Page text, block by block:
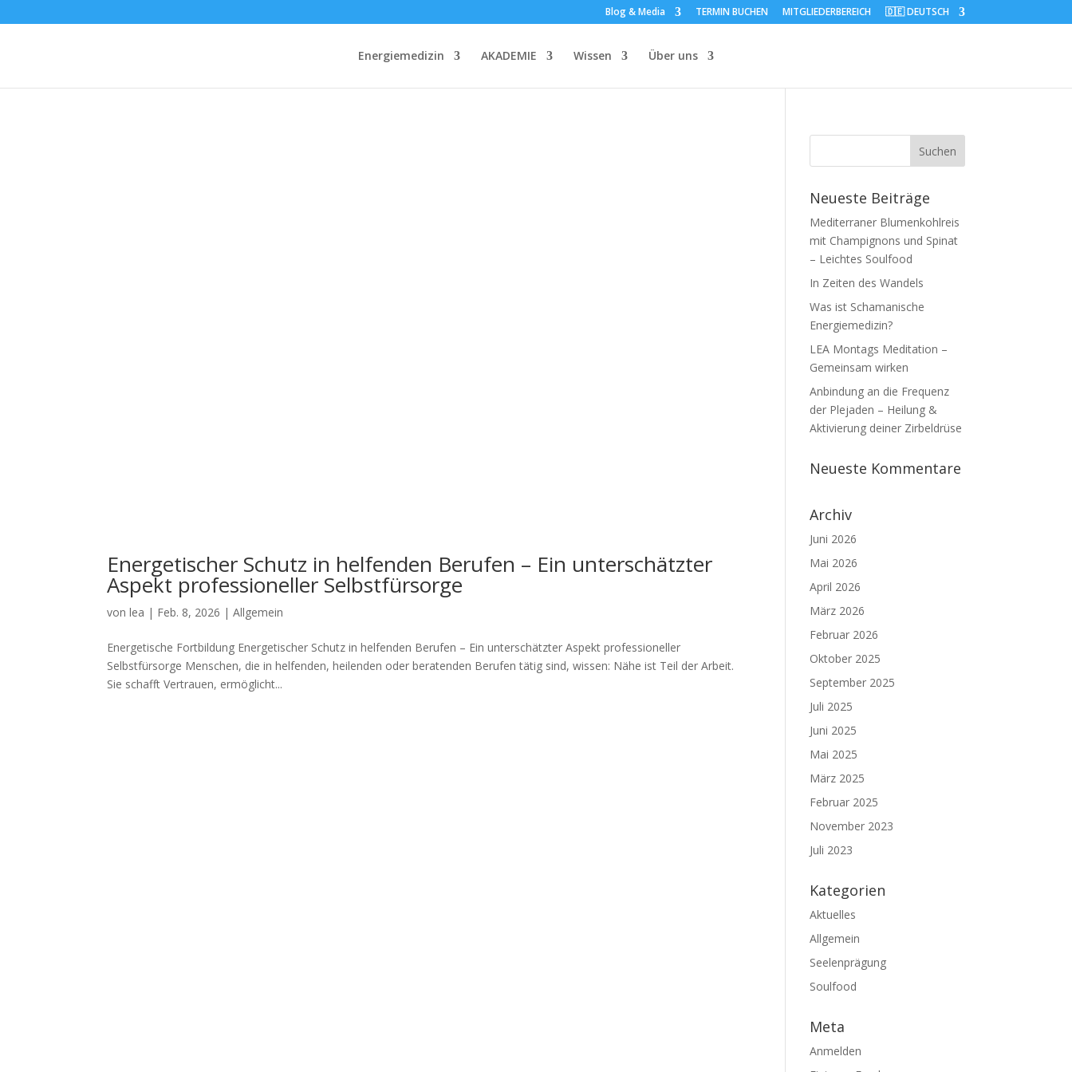
Blog & Media TERMIN BUCHEN MITGLIEDERBEREICH 🇩🇪 DEUTSCH
Energiemedizin AKADEMIE Wissen Über uns
Energetischer Schutz in helfenden Berufen – Ein unterschätzter
Aspekt professioneller Selbstfürsorge
vonlea | Feb. 8, 2026 |Allgemein
Energetische Fortbildung Energetischer Schutz in helfenden Berufen – Ein unterschätzter Aspekt professioneller
Selbstfürsorge Menschen, die in helfenden, heilenden oder beratenden Berufen tätig sind, wissen: Nähe ist Teil der Arbeit.
Sie schafft Vertrauen, ermöglicht...
Neueste Beiträge
Mediterraner Blumenkohlreis
mit Champignons und Spinat
– Leichtes Soulfood
In Zeiten des Wandels
Was ist Schamanische
Energiemedizin?
LEA Montags Meditation –
Gemeinsam wirken
Anbindung an die Frequenz
der Plejaden – Heilung &
Aktivierung deiner Zirbeldrüse
Neueste Kommentare
Archiv
Juni 2026
Mai 2026
April 2026
März 2026
Februar 2026
Oktober 2025
September 2025
Juli 2025
Juni 2025
Mai 2025
März 2025
Februar 2025
November 2023
Juli 2023
Kategorien
Aktuelles
Allgemein
Seelenprägung
Soulfood
Meta
Anmelden